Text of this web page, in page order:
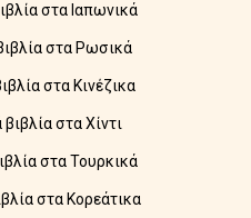
στα Ιαπωνικά
στα Ρωσικά
στα Κινέζικα
στα Χίντι
στα Τουρκικά
στα Κορεάτικα